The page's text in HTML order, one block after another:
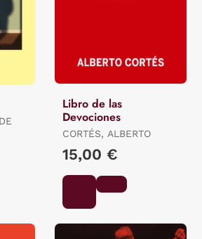
Libro de las
Devociones
CORTÉS, ALBERTO
15,00 €